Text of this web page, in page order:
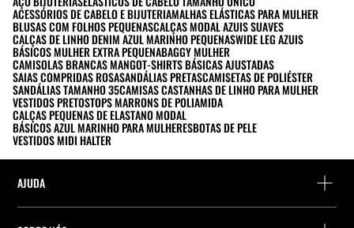
ACESSÓRIOS DE CABELO E BIJUTERIAMALHAS ELÁSTICAS PARA MULHER
BLUSAS COM FOLHOS PEQUENASCALÇAS MODAL AZUIS SUAVES
CALÇAS DE LINHO DENIM AZUL MARINHO PEQUENASWIDE LEG AZUIS
BÁSICOS MULHER EXTRA PEQUENABAGGY MULHER
CAMISOLAS BRANCAS MANGOT-SHIRTS BÁSICAS AJUSTADAS
SAIAS COMPRIDAS ROSASANDÁLIAS PRETASCAMISETAS DE POLIÉSTER
SANDÁLIAS TAMANHO 35CAMISAS CASTANHAS DE LINHO PARA MULHER
VESTIDOS PRETOSTOPS MARRONS DE POLIAMIDA
CALÇAS PEQUENAS DE ELASTANO MODAL
BÁSICOS AZUL MARINHO PARA MULHERESBOTAS DE PELE
VESTIDOS MIDI HALTER
AJUDA